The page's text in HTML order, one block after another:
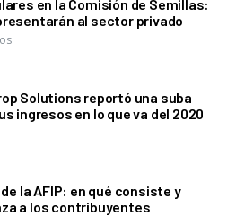
en la Comisión de Semillas:
al sector privado
Solutions reportó una suba
ingresos en lo que va del 2020
la AFIP: en qué consiste y
a los contribuyentes